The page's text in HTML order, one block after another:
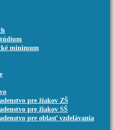
minimum
pre žiakov ZŠ
pre žiakov SŠ
pre oblasť vzdelávania